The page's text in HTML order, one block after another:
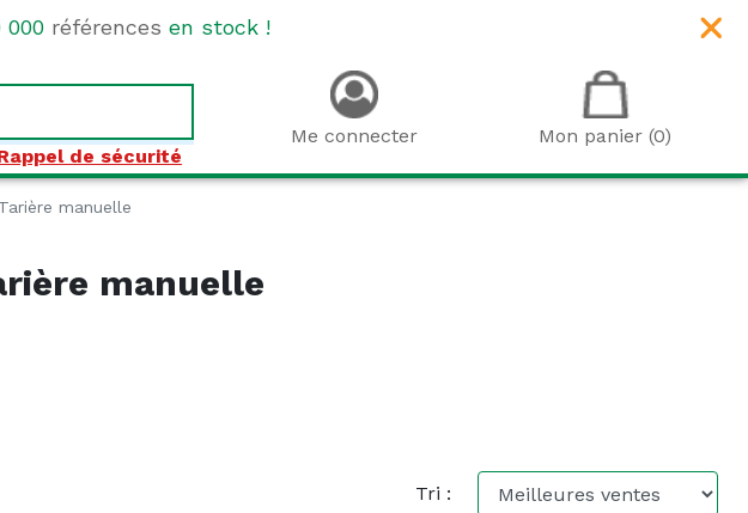
000 références en stock !
de sécurité
Me connecter Mon panier (0)
Tarière manuelle
manuelle
Tri :